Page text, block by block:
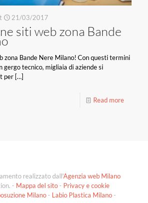
21/03/2017
siti web zona Bande
zona Bande Nere Milano! Con questi termini
gergo tecnico, migliaia di aziende si
per […]
Read more
realizzato dall'Agenzia web Milano
- Mappa del sito- Privacy e cookie
Milano- Labio Plastica Milano-